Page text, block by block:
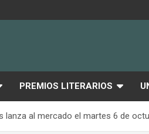
PREMIOS LITERARIOS
lanza al mercado el martes 6 de